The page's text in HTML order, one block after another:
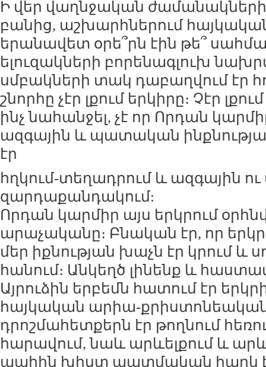
Ի վեր վաղնջական
բանից, աշխարհներում
երանավետ օրե՞րն էին թե՞
ելուզակների բորենագլուխ
սմբակների տակ դաբաղվում էր
շնորհը չէր լքում երկիրը։ Չէր
ինչ նահանջել, չէ որ Որդան
ազգային և պատական
էր
հղկում-տեղադրում և ազգային
զարդաքանդակում:
Որդան կարմիր այս երկրում
արաչականը։ Բնական էր, որ
մեր իքնության խաչն էր կրում և
հանում։ Անկեղծ լինենք և
Այրուձին երբեմն հատում էր
հայկական արիա-
դրոշմահետքերն էր թողնում
հարավում, նաև արևելքում և
պահին խիստ պատմական հարկ է